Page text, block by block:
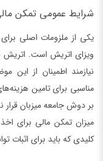
شرایط عمومی تمکن
یکی از ملزومات اصلی
ویزای اتریش است. اتریش
نیازمند اطمینان از این
مناسبی برای تامین
بر دوش جامعه میزبان قرار
میزان تمکن مالی برای
کلیدی که باید برای اثبات